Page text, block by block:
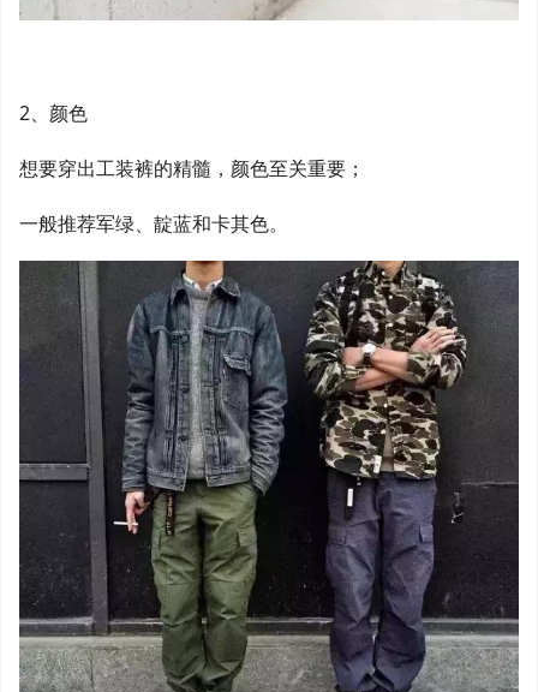
2、颜色
想要穿出工装裤的精髓，颜色至关重要；
一般推荐军绿、靛蓝和卡其色。